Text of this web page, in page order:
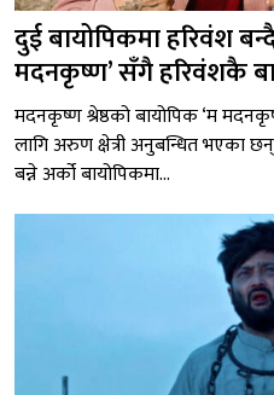
दुई बायोपिकमा हरिवंश
मदनकृष्ण’ सँगै हरिवंशकै
मदनकृष्ण श्रेष्ठको बायोपिक ‘म
लागि अरुण क्षेत्री अनुबन्धित भएका
बन्ने अर्को बायोपिकमा...